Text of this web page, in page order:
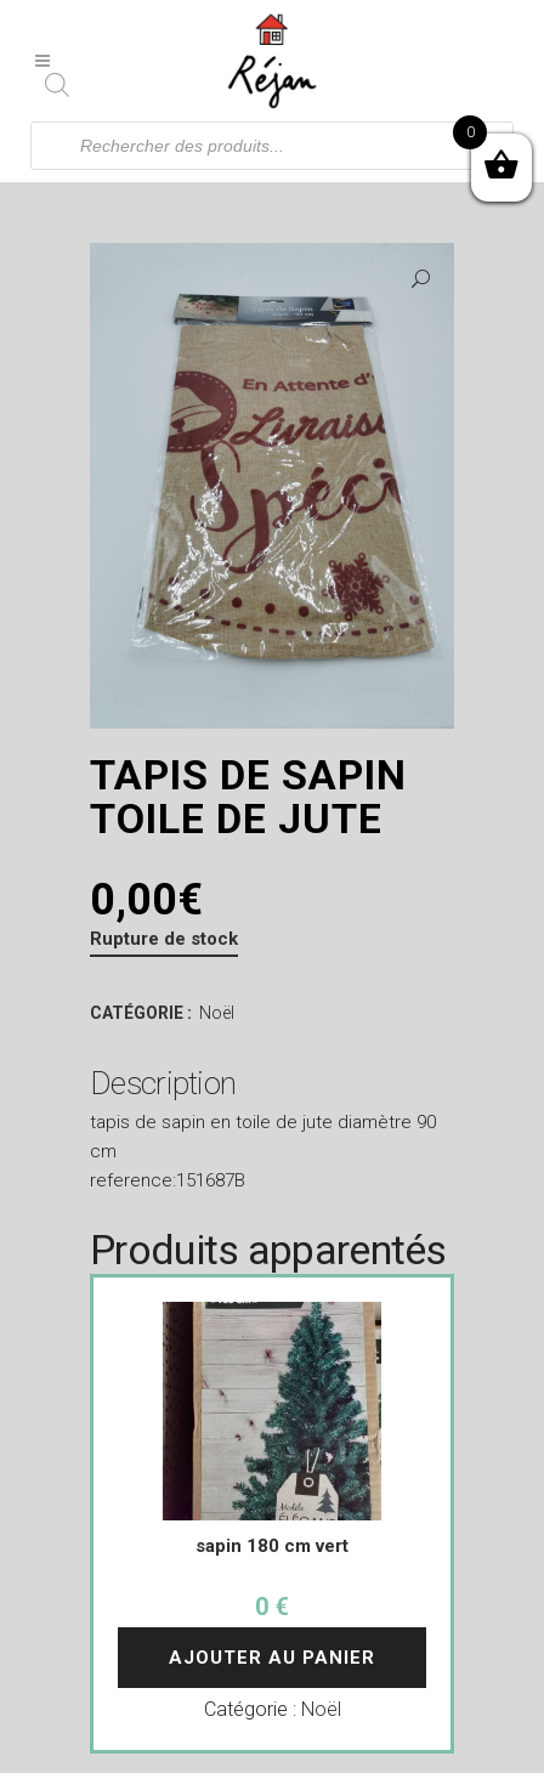
Recherche
produits
TAPIS DE SAPIN
TOILE DE JUTE
0,00€
Rupture de stock
CATÉGORIE : Noël
Description
tapis de sapin en toile de jute diamètre 90
cm
reference:151687B
Produits apparentés
sapin 180 cm vert
0 €
AJOUTER AU PANIER
Catégorie : Noël
0